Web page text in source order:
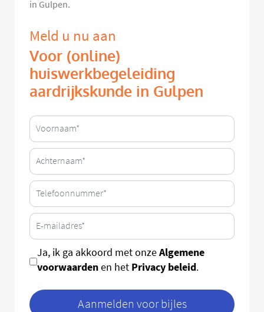
in Gulpen.
Meld u nu aan
Voor (online)
huiswerkbegeleiding
aardrijkskunde in Gulpen
Ja, ik ga akkoord met onzeAlgemene
voorwaardenen het Privacy beleid.
Aanmelden voor bijles